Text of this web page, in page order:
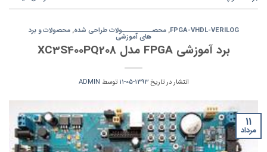
FPGA-VHDL-VERILOG
,محصــــــــــولات طراحی شده,محصولات و برد
های آموزشی
برد آموزشی FPGA مدل XC3S400PQ208
انتشار در تاریخ1393-05-11 توسط ADMIN
11
مرداد